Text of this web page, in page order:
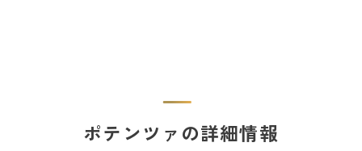
ポテンツァの詳細情報